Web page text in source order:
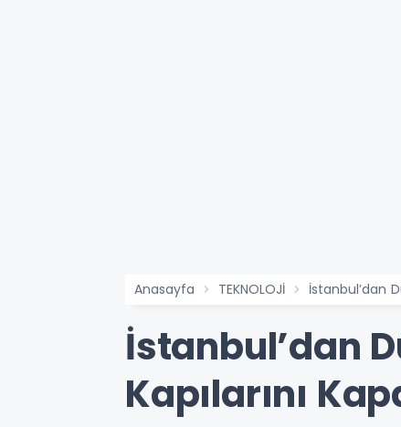
Anasayfa TEKNOLOJİ İstanbul’dan
İstanbul’dan
Kapılarını